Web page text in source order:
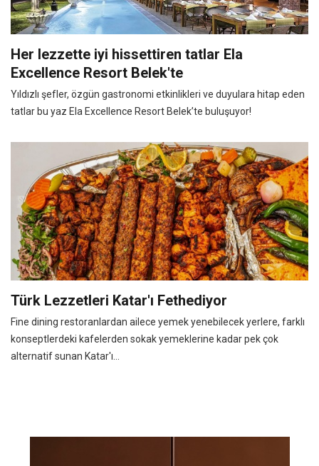
Her lezzette iyi hissettiren tatlar Ela
Excellence Resort Belek'te
Yıldızlı şefler, özgün gastronomi etkinlikleri ve duyulara hitap eden
tatlar bu yaz Ela Excellence Resort Belek’te buluşuyor!
Türk Lezzetleri Katar'ı Fethediyor
Fine dining restoranlardan ailece yemek yenebilecek yerlere, farklı
konseptlerdeki kafelerden sokak yemeklerine kadar pek çok
alternatif sunan Katar'ı...